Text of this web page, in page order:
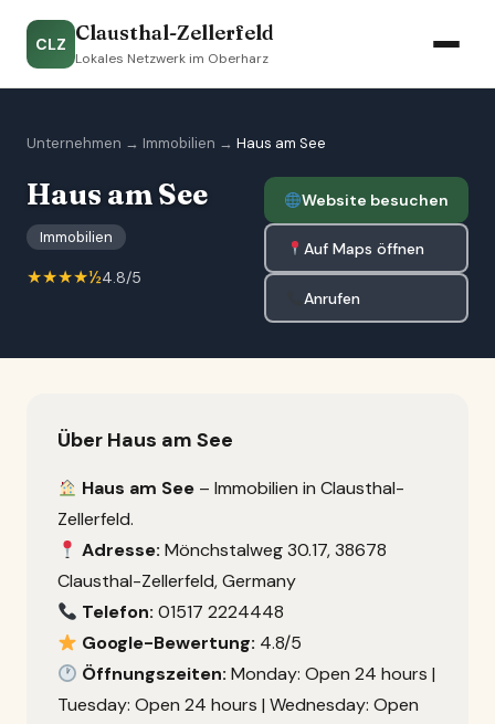
CLZ Clausthal-Zellerfeld
Lokales Netzwerk im Oberharz
Unternehmen → Immobilien → Haus am See
Haus am See
Immobilien
★★★★½4.8/5
Website besuchen
Auf Maps öffnen
Anrufen
Über Haus am See
Haus am See – Immobilien in Clausthal-
Zellerfeld.
Adresse: Mönchstalweg 30.17, 38678
Clausthal-Zellerfeld, Germany
Telefon: 01517 2224448
Google-Bewertung: 4.8/5
Öffnungszeiten: Monday: Open 24 hours |
Tuesday: Open 24 hours | Wednesday: Open